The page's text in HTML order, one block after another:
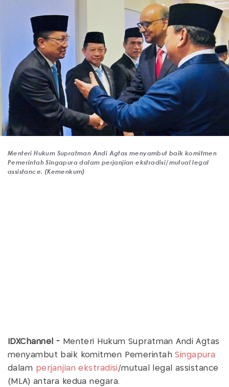
Menteri Hukum Supratman Andi Agtas menyambut baik komitmen
Pemerintah Singapura dalam perjanjian ekstradisi/mutual legal
assistance. (Kemenkum)
IDXChannel - Menteri Hukum Supratman Andi Agtas
menyambut baik komitmen PemerintahSingapura
dalam perjanjian ekstradisi/mutual legal assistance
(MLA) antara kedua negara.